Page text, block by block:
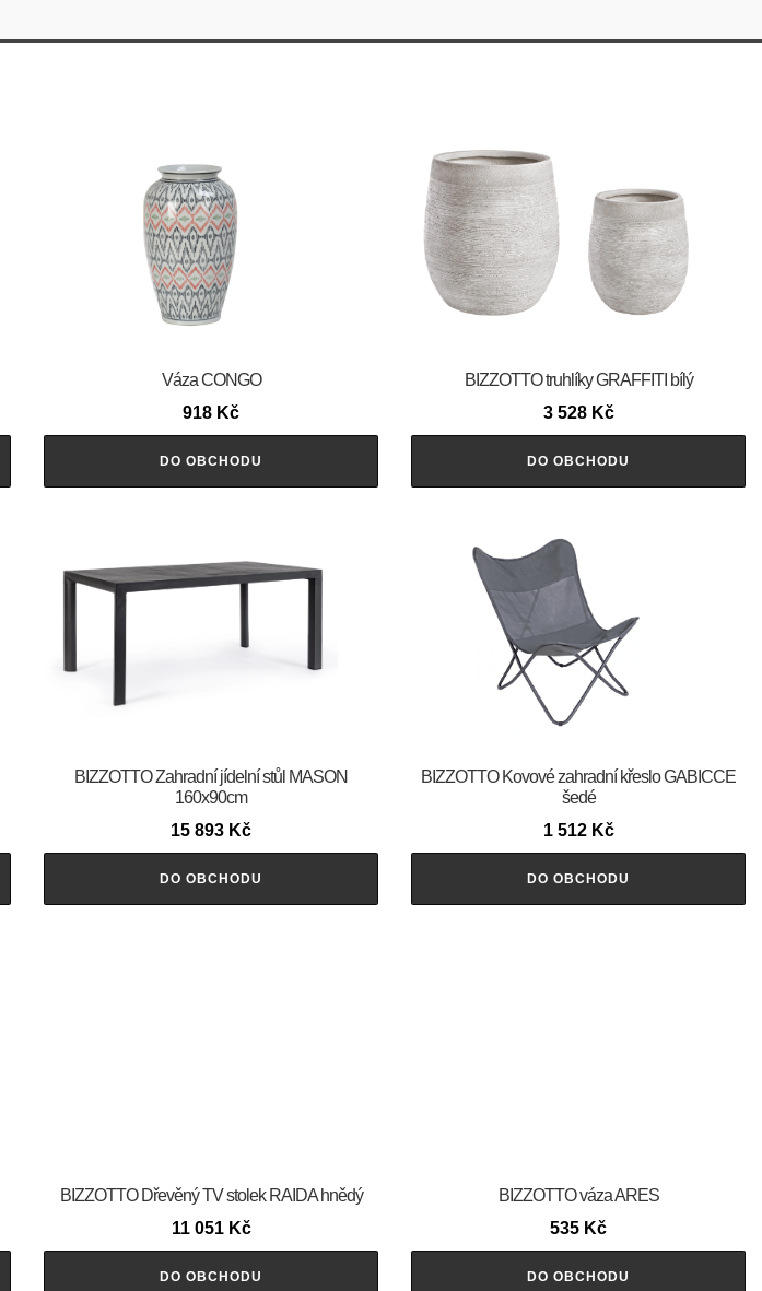
Váza CONGO
918 Kč
DO OBCHODU
BIZZOTTO truhlíky GRAFFITI bílý
3 528 Kč
DO OBCHODU
BIZZOTTO Zahradní jídelní stůl MASON
160x90cm
15 893 Kč
DO OBCHODU
BIZZOTTO Kovové zahradní křeslo GABICCE
šedé
1 512 Kč
DO OBCHODU
BIZZOTTO Dřevěný TV stolek RAIDA hnědý
11 051 Kč
DO OBCHODU
BIZZOTTO váza ARES
535 Kč
DO OBCHODU